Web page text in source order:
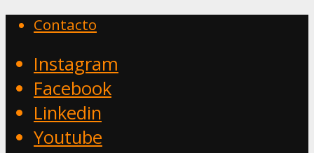
Contacto
Instagram
Facebook
Linkedin
Youtube